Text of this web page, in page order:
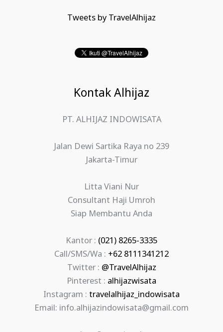
Tweets by TravelAlhijaz
Kontak Alhijaz
PT. ALHIJAZ INDOWISATA
Jalan Dewi Sartika Raya no 239
Jakarta-Timur
Litta Viani Nur
Consultant Haji Umroh
Siap Membantu Anda
Kantor : (021) 8265-3335
Call/SMS/Wa : +62 8111341212
Twitter : @TravelAlhijaz
Pinterest : alhijazwisata
Instagram : travelalhijaz_indowisata
Email: info.alhijazindowisata@gmail.com